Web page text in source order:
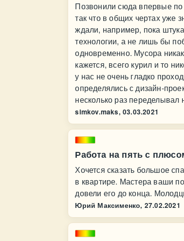
Позвонили сюда впервые по
так что в общих чертах уже
ждали, например, пока
технологии, а не лишь бы
одновременно. Мусора
кажется, всего курил и то
у нас не очень гладко
определялись с дизайн-
несколько раз переделывал
simkov.maks, 03.03.2021
Работа на пять с
Хочется сказать большое
в квартире. Мастера ваши
довели его до конца.
Юрий Максименко, 27.02.2021